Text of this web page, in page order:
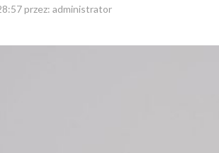
przez: administrator